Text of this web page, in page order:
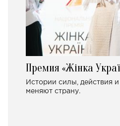
Премия «Жінка
Истории силы, действия
меняют страну.